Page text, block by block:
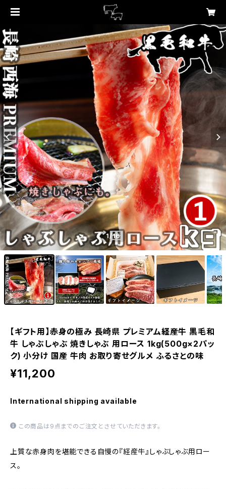
1/16
【ギフト用】赤身の極み 長崎県 プレミアム経産牛 黒毛和
牛 しゃぶしゃぶ 焼きしゃぶ 用ロース 1kg(500g×2パッ
ク) 小分け 国産 牛肉 お取り寄せグルメ ふるさとの味
¥11,200
International shipping available
この商品は9点までのご注文とさせていただきます。
上質な赤身肉を堪能できる自慢の『経産牛』しゃぶしゃぶ用ロー
ス。